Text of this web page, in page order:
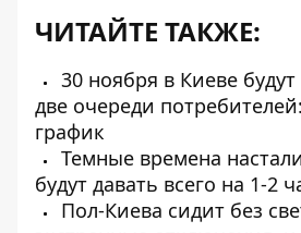
ЧИТАЙТЕ ТАКЖЕ:
30 ноября в Киеве
две очереди
график
Темные времена
будут давать всего на 1-2
Пол-Киева сидит без